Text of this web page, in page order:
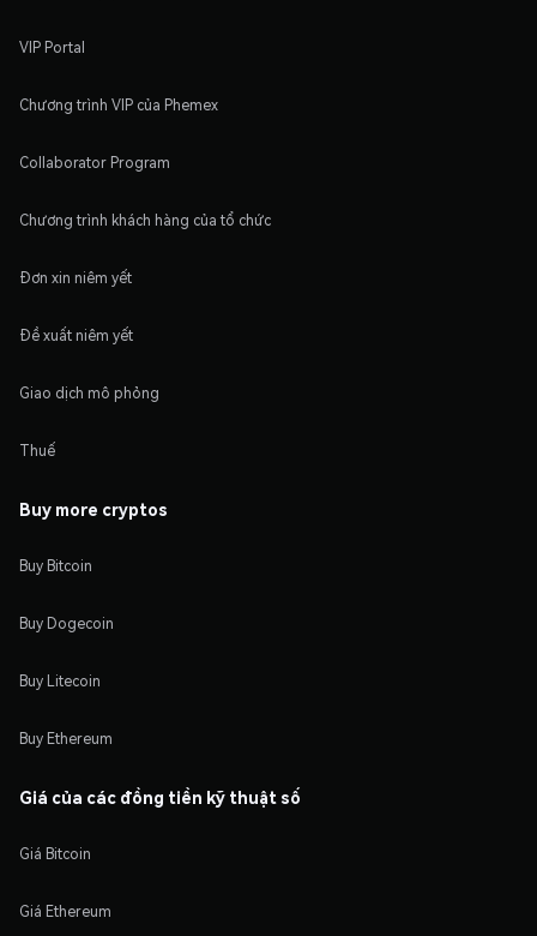
VIP Portal
Chương trình VIP của Phemex
Collaborator Program
Chương trình khách hàng của tổ chức
Đơn xin niêm yết
Đề xuất niêm yết
Giao dịch mô phỏng
Thuế
Buy more cryptos
Buy Bitcoin
Buy Dogecoin
Buy Litecoin
Buy Ethereum
Giá của các đồng tiền kỹ thuật số
Giá Bitcoin
Giá Ethereum